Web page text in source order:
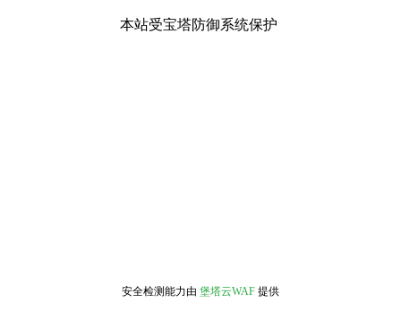
本站受宝塔防御系统保护
安全检测能力由 堡塔云WAF 提供